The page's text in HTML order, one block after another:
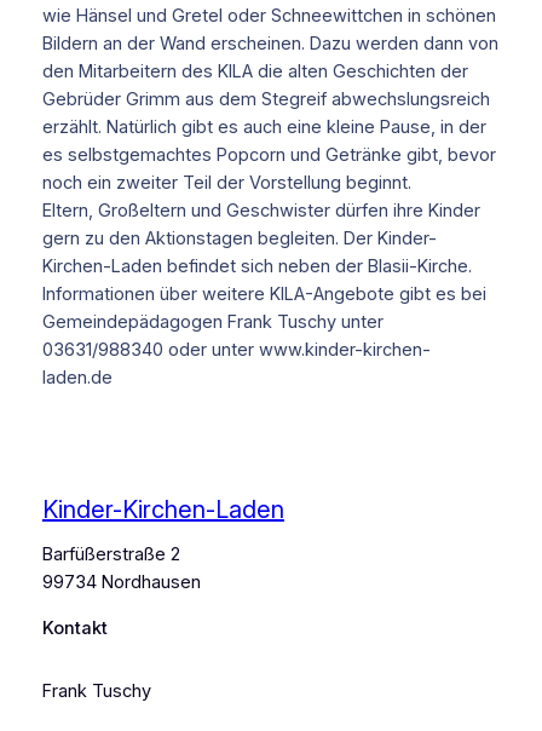
wie Hänsel und Gretel oder Schneewittchen in schönen
Bildern an der Wand erscheinen. Dazu werden dann von
den Mitarbeitern des KILA die alten Geschichten der
Gebrüder Grimm aus dem Stegreif abwechslungsreich
erzählt. Natürlich gibt es auch eine kleine Pause, in der
es selbstgemachtes Popcorn und Getränke gibt, bevor
noch ein zweiter Teil der Vorstellung beginnt.
Eltern, Großeltern und Geschwister dürfen ihre Kinder
gern zu den Aktionstagen begleiten. Der Kinder-
Kirchen-Laden befindet sich neben der Blasii-Kirche.
Informationen über weitere KILA-Angebote gibt es bei
Gemeindepädagogen Frank Tuschy unter
03631/988340 oder unter www.kinder-kirchen-
laden.de
Kinder-Kirchen-Laden
Barfüßerstraße 2
99734 Nordhausen
Kontakt
Frank Tuschy